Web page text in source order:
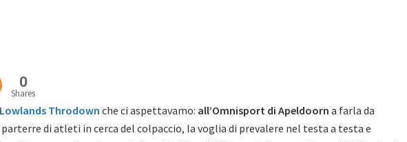
0
Shares
Lowlands Throdown che ci aspettavamo: all’Omnisport di Apeldoorn a farla da
di atleti in cerca del colpaccio, la voglia di prevalere nel testa a testa e